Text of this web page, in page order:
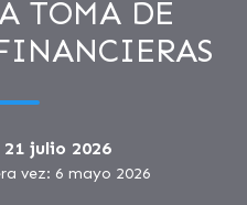
TOMA DE
julio 2026
vez: 6 mayo 2026